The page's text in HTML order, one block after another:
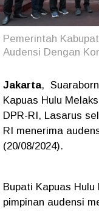
Pemerintah
Audensi Dengan
Jakarta,
Kapuas Hulu
DPR-RI, Lasarus
RI menerima
(20/08/2024).
Bupati Kapuas
pimpinan audensi